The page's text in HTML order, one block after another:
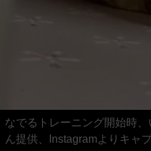
なでるトレーニング開始時
ん提供、Instagramよりキャ